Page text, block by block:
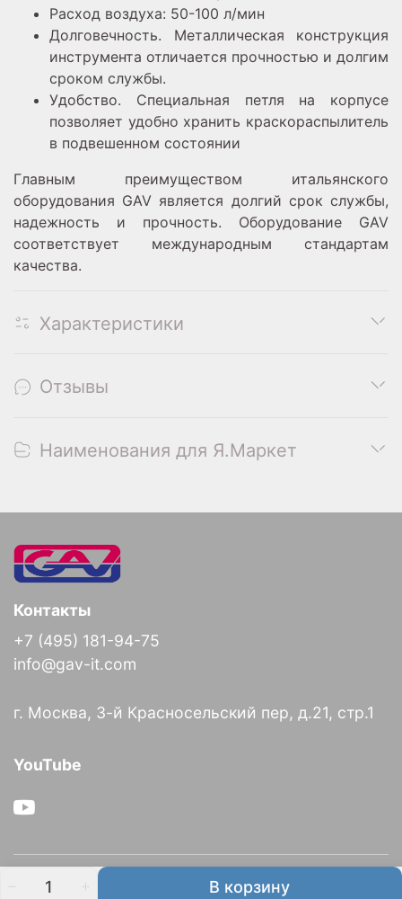
В корзину
Расход воздуха: 50-100 л/мин
Долговечность. Металлическая конструкция
инструмента отличается прочностью и долгим
сроком службы.
Удобство. Специальная петля на корпусе
позволяет удобно хранить краскораспылитель
в подвешенном состоянии
Главным преимуществом итальянского
оборудования GAV является долгий срок службы,
надежность и прочность. Оборудование GAV
соответствует международным стандартам
качества.
Характеристики
Отзывы
Наименования для Я.Маркет
О компании
Контакты
+7 (495) 181-94-75
info@gav-it.com
г. Москва, 3-й Красносельский пер, д.21, стр.1
YouTube